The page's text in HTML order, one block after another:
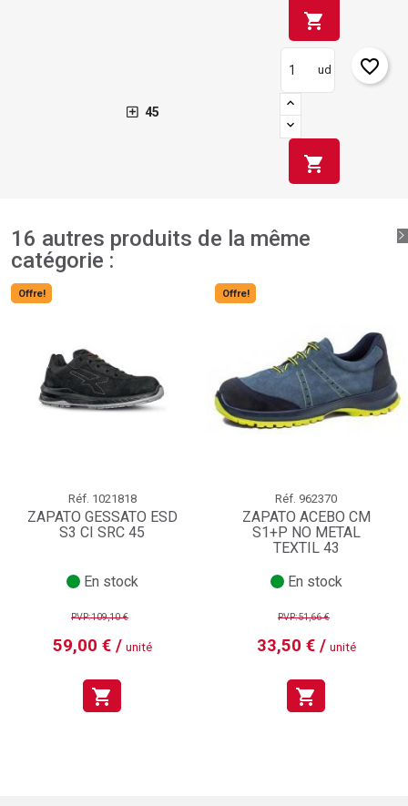
shopping_cart
45
ud
shopping_cart
favorite_border
16 autres produits de la même
catégorie :
Offre!
Réf. 1021818
ZAPATO GESSATO ESD
S3 CI SRC 45
En stock
PVP:109,10 €
59,00 € / unité
shopping_cart
Offre!
Réf. 962370
ZAPATO ACEBO CM
S1+P NO METAL
TEXTIL 43
En stock
PVP:51,66 €
33,50 € / unité
shopping_cart